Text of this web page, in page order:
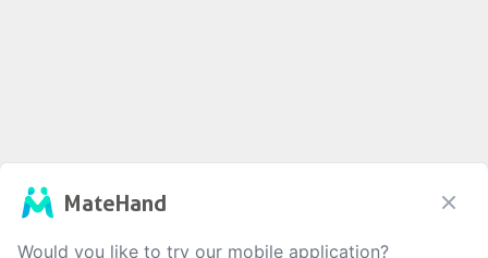
MateHand
Would you like to try our mobile application?